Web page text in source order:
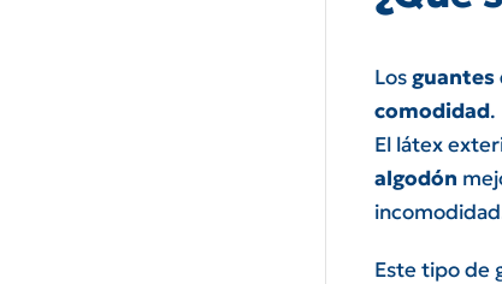
Los guantes
comodidad.
El látex
algodón
Este tipo de